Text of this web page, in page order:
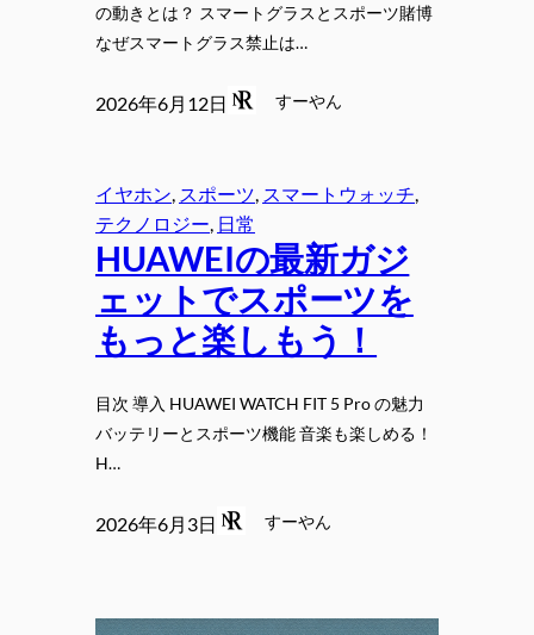
の動きとは？ スマートグラスとスポーツ賭博
なぜスマートグラス禁止は…
2026年6月12日 すーやん
イヤホン スポーツ スマートウォッチ
テクノロジー 日常
HUAWEIの最新ガジ
ェットでスポーツを
もっと楽しもう！
目次 導入 HUAWEI WATCH FIT 5 Pro の魅力
バッテリーとスポーツ機能 音楽も楽しめる！
H…
2026年6月3日 すーやん